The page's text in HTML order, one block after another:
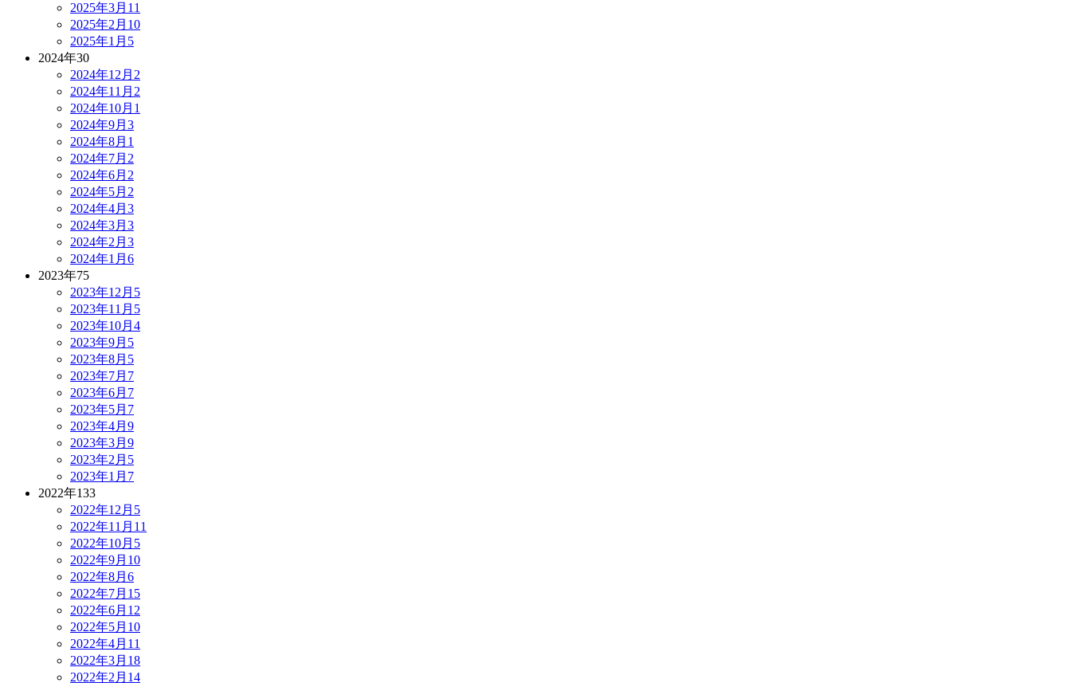
2025年3月 11
2025年2月 10
2025年1月 5
2024年30
2024年12月 2
2024年11月 2
2024年10月 1
2024年9月 3
2024年8月 1
2024年7月 2
2024年6月 2
2024年5月 2
2024年4月 3
2024年3月 3
2024年2月 3
2024年1月 6
2023年75
2023年12月 5
2023年11月 5
2023年10月 4
2023年9月 5
2023年8月 5
2023年7月 7
2023年6月 7
2023年5月 7
2023年4月 9
2023年3月 9
2023年2月 5
2023年1月 7
2022年133
2022年12月 5
2022年11月 11
2022年10月 5
2022年9月 10
2022年8月 6
2022年7月 15
2022年6月 12
2022年5月 10
2022年4月 11
2022年3月 18
2022年2月 14